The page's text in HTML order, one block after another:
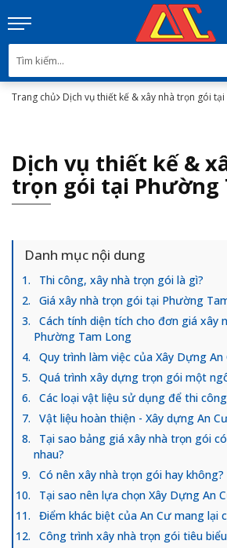
Trang chủ Dịch vụ thiết kế & xây nhà trọn gói
Dịch vụ thiết kế &
trọn gói tại Phường
Danh mục nội dung
Thi công, xây nhà trọn gói là gì?
Giá xây nhà trọn gói tại Phường
Cách tính diện tích cho đơn giá xây
Phường Tam Long
Quy trình làm việc của Xây Dựng An
Quá trình xây dựng trọn gói một
Các loại vật liệu sử dụng để thi
Vật liệu hoàn thiện - Xây dựng An
Tại sao bảng giá xây nhà trọn gói
nhau?
Có nên xây nhà trọn gói hay không?
Tại sao nên lựa chọn Xây Dựng An
Điểm khác biệt của An Cư mang lại
Công trình xây nhà trọn gói tiêu